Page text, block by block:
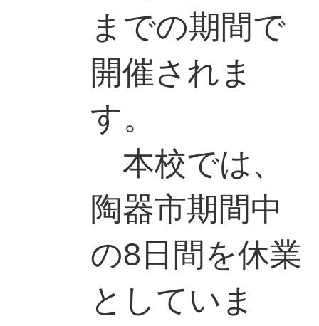
までの期間で
開催されま
す。
本校では、
陶器市期間中
の8日間を休業
としていま